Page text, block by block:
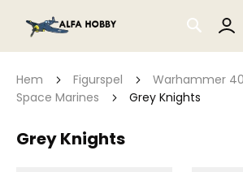
SEARCH
Hem Figurspel
Warhammer
Space Marines
Grey Knights
Grey Knights